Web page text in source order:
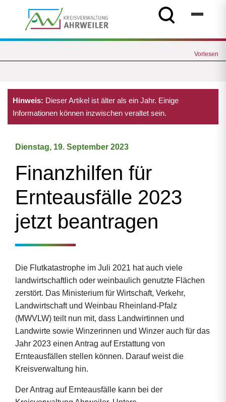
Vorlesen
Hinweis: Dieser Artikel ist älter als ein Jahr. Einige
Informationen können inzwischen veraltet sein.
Dienstag, 19. September 2023
Finanzhilfen für
Ernteausfälle 2023
jetzt beantragen
Die Flutkatastrophe im Juli 2021 hat auch viele
landwirtschaftlich oder weinbaulich genutzte Flächen
zerstört. Das Ministerium für Wirtschaft, Verkehr,
Landwirtschaft und Weinbau Rheinland-Pfalz
(MWVLW) teilt nun mit, dass Landwirtinnen und
Landwirte sowie Winzerinnen und Winzer auch für das
Jahr 2023 einen Antrag auf Erstattung von
Ernteausfällen stellen können. Darauf weist die
Kreisverwaltung hin.
Der Antrag auf Ernteausfälle kann bei der